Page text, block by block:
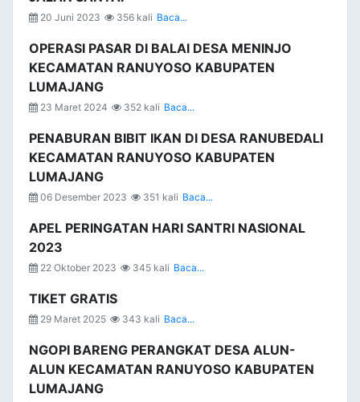
20 Juni 2023 356 kali Baca...
OPERASI PASAR DI BALAI DESA MENINJO
KECAMATAN RANUYOSO KABUPATEN
LUMAJANG
23 Maret 2024 352 kali Baca...
PENABURAN BIBIT IKAN DI DESA RANUBEDALI
KECAMATAN RANUYOSO KABUPATEN
LUMAJANG
06 Desember 2023 351 kali Baca...
APEL PERINGATAN HARI SANTRI NASIONAL
2023
22 Oktober 2023 345 kali Baca...
TIKET GRATIS
29 Maret 2025 343 kali Baca...
NGOPI BARENG PERANGKAT DESA ALUN-
ALUN KECAMATAN RANUYOSO KABUPATEN
LUMAJANG